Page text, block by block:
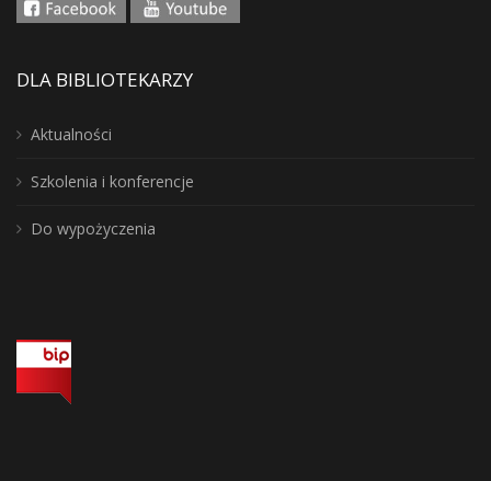
DLA BIBLIOTEKARZY
Aktualności
Szkolenia i konferencje
Do wypożyczenia